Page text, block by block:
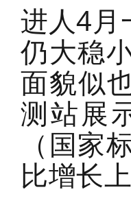
进人4月
仍大稳
面貌似
测站展
（国
比增长